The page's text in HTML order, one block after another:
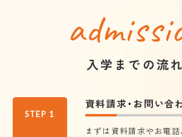
入学までの流れ
STEP 1
資料請求・お問い合
まずは資料請求やお電話